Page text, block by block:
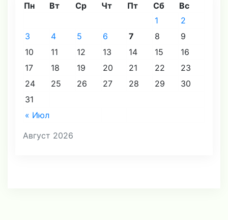
Август 2026
Пн Вт Ср Чт Пт Сб Вс
« Июл
1
2
3
4 5 6 7 8
9
10
11 12 13 14 15
16
17
18 19 20 21 22
23
24
25 26 27 28 29
30
31